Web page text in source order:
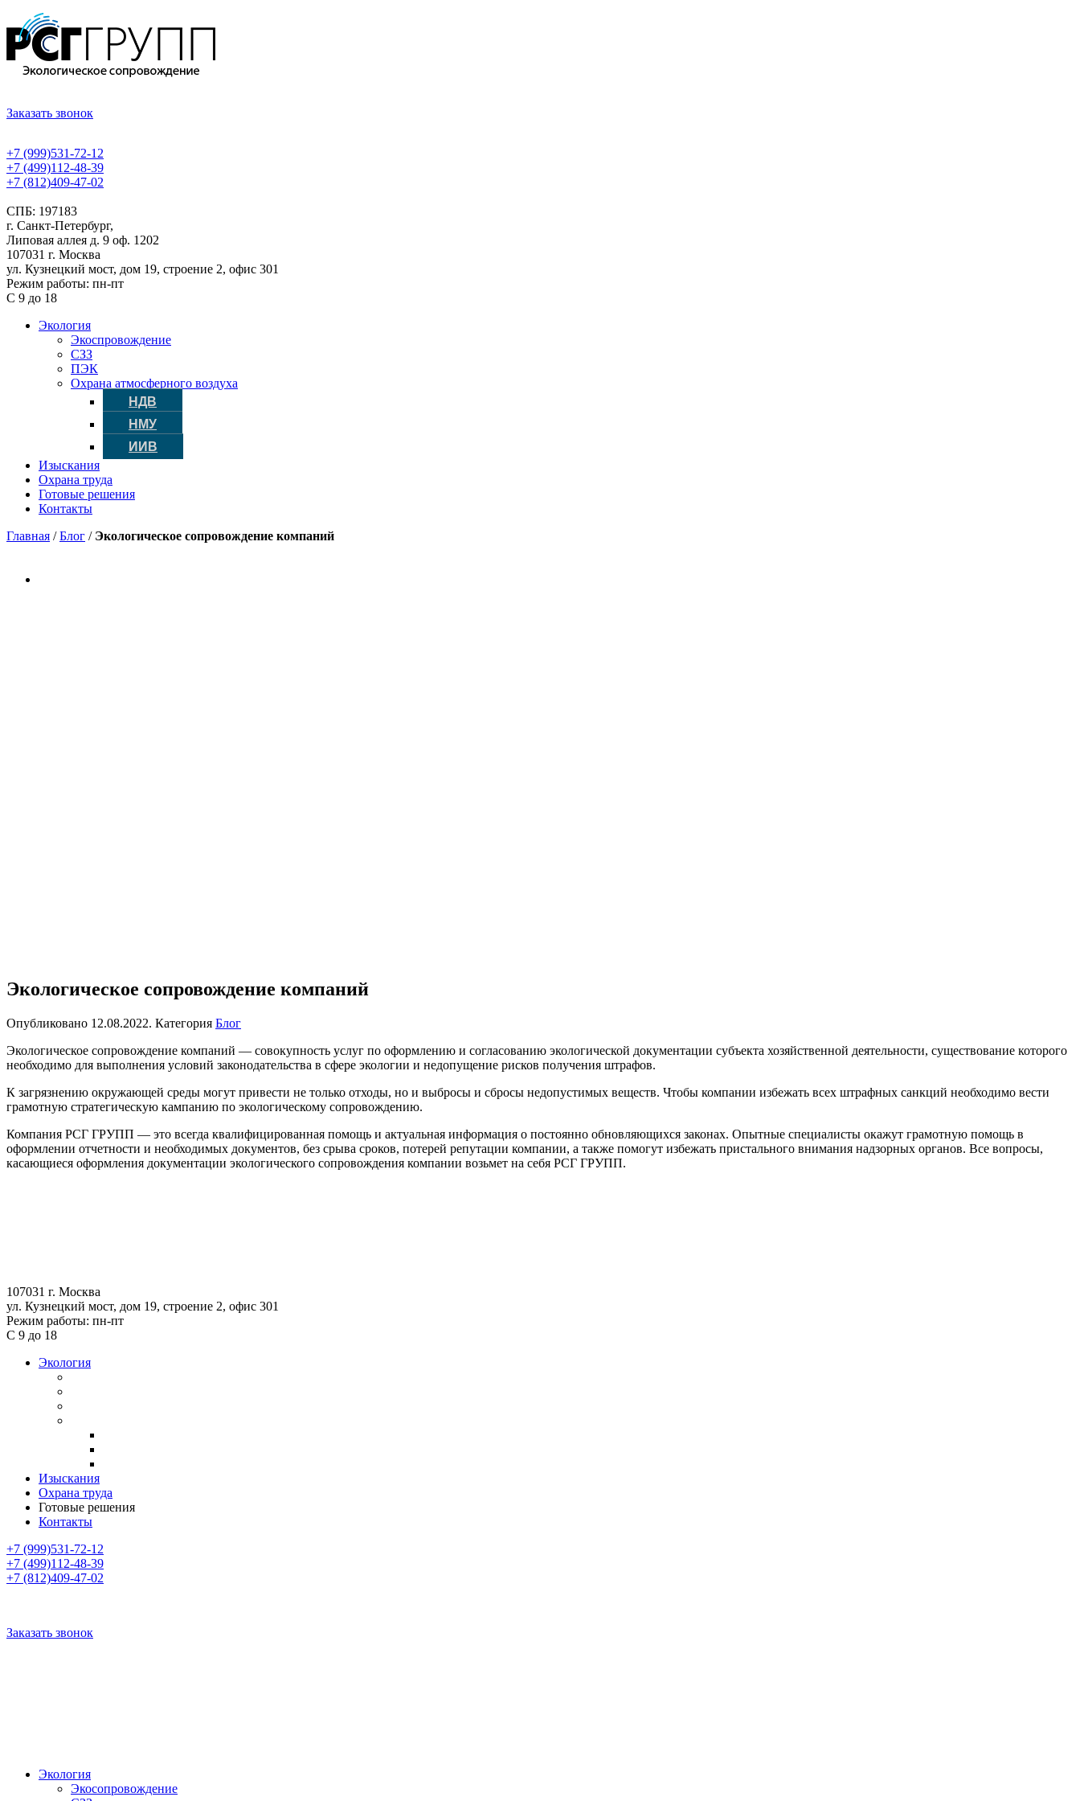
Заказать звонок
+7 (999)531-72-12
+7 (499)112-48-39
+7 (812)409-47-02
СПБ: 197183
г. Санкт-Петербург,
Липовая аллея д. 9 оф. 1202
107031 г. Москва
ул. Кузнецкий мост, дом 19, строение 2, офис 301
Режим работы: пн-пт
С 9 до 18
Экология
Экоспровождение
СЗЗ
ПЭК
Охрана атмосферного воздуха
НДВ
НМУ
ИИВ
Изыскания
Охрана труда
Готовые решения
Контакты
Главная /Блог / Экологическое сопровождение компаний
Экологическое сопровождение компаний
Опубликовано 12.08.2022. Категория Блог
Экологическое сопровождение компаний — совокупность услуг по оформлению и согласованию экологической документации субъекта хозяйственной деятельности, существование которого
необходимо для выполнения условий законодательства в сфере экологии и недопущение рисков получения штрафов.
К загрязнению окружающей среды могут привести не только отходы, но и выбросы и сбросы недопустимых веществ. Чтобы компании избежать всех штрафных санкций необходимо вести
грамотную стратегическую кампанию по экологическому сопровождению.
Компания РСГ ГРУПП — это всегда квалифицированная помощь и актуальная информация о постоянно обновляющихся законах. Опытные специалисты окажут грамотную помощь в
оформлении отчетности и необходимых документов, без срыва сроков, потерей репутации компании, а также помогут избежать пристального внимания надзорных органов. Все вопросы,
касающиеся оформления документации экологического сопровождения компании возьмет на себя РСГ ГРУПП.
107031 г. Москва
ул. Кузнецкий мост, дом 19, строение 2, офис 301
Режим работы: пн-пт
С 9 до 18
Экология
Изыскания
Охрана труда
Готовые решения
Контакты
+7 (999)531-72-12
+7 (499)112-48-39
+7 (812)409-47-02
Заказать звонок
Экология
Экосопровождение